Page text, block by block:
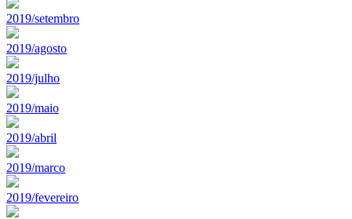
2019/setembro
2019/agosto
2019/julho
2019/maio
2019/abril
2019/marco
2019/fevereiro